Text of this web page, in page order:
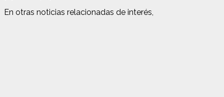
En otras noticias relacionadas de interés,